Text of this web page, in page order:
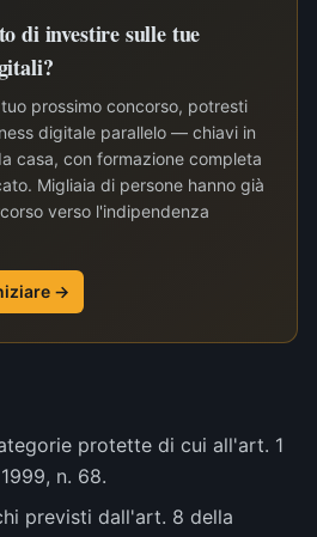
di investire sulle tue
prossimo concorso, potresti
digitale parallelo — chiavi in
casa, con formazione completa
Migliaia di persone hanno già
verso l'indipendenza
→
protette di cui all'art. 1
n. 68.
previsti dall'art. 8 della